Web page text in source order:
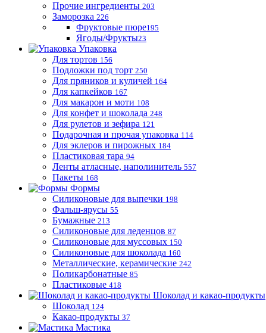
Прочие ингредиенты 203
Заморозка 226
Фруктовые пюре195
Ягоды/Фрукты23
Упаковка
Для тортов 156
Подложки под торт 250
Для пряников и куличей 164
Для капкейков 167
Для макарон и моти 108
Для конфет и шоколада 248
Для рулетов и зефира 121
Подарочная и прочая упаковка 114
Для эклеров и пирожных 184
Пластиковая тара 94
Ленты атласные, наполинитель 557
Пакеты 168
Формы
Силиконовые для выпечки 198
Фальш-ярусы 55
Бумажные 213
Силиконовые для леденцов 87
Силиконовые для муссовых 150
Силиконовые для шоколада 160
Металлические, керамические 242
Поликарбонатные 85
Пластиковые 418
Шоколад и какао-продукты
Шоколад 124
Какао-продукты 37
Мастика